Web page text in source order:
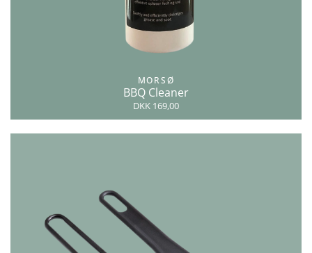
MORSØ
BBQ Cleaner
DKK 169,00